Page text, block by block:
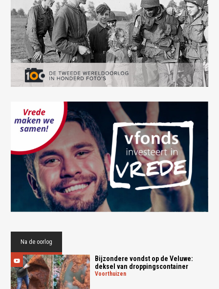
Na de oorlog
Bijzondere vondst op de Veluwe:
deksel van droppingscontainer
voorthuizen